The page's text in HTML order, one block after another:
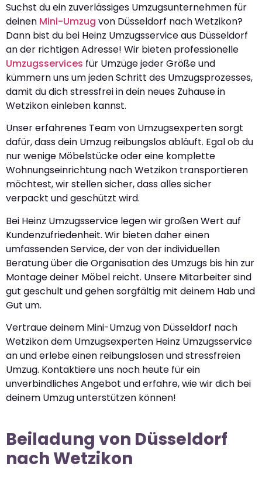
Suchst du ein zuverlässiges Umzugsunternehmen für
deinen Mini-Umzug von Düsseldorf nach Wetzikon?
Dann bist du bei Heinz Umzugsservice aus Düsseldorf
an der richtigen Adresse! Wir bieten professionelle
Umzugsservices für Umzüge jeder Größe und
kümmern uns um jeden Schritt des Umzugsprozesses,
damit du dich stressfrei in dein neues Zuhause in
Wetzikon einleben kannst.
Unser erfahrenes Team von Umzugsexperten sorgt
dafür, dass dein Umzug reibungslos abläuft. Egal ob du
nur wenige Möbelstücke oder eine komplette
Wohnungseinrichtung nach Wetzikon transportieren
möchtest, wir stellen sicher, dass alles sicher
verpackt und geschützt wird.
Bei Heinz Umzugsservice legen wir großen Wert auf
Kundenzufriedenheit. Wir bieten daher einen
umfassenden Service, der von der individuellen
Beratung über die Organisation des Umzugs bis hin zur
Montage deiner Möbel reicht. Unsere Mitarbeiter sind
gut geschult und gehen sorgfältig mit deinem Hab und
Gut um.
Vertraue deinem Mini-Umzug von Düsseldorf nach
Wetzikon dem Umzugsexperten Heinz Umzugsservice
an und erlebe einen reibungslosen und stressfreien
Umzug. Kontaktiere uns noch heute für ein
unverbindliches Angebot und erfahre, wie wir dich bei
deinem Umzug unterstützen können!
Beiladung von Düsseldorf
nach Wetzikon